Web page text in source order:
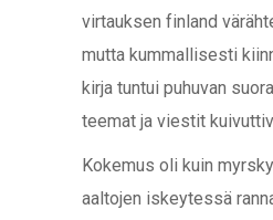
virtauksen finland
mutta kummallisesti
kirja tuntui puhuvan
teemat ja viestit
Kokemus oli kuin
aaltojen iskeytessä